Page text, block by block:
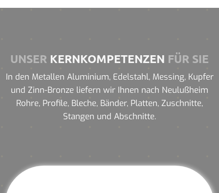
UNSER KERNKOMPETENZEN FÜR SIE
In den Metallen Aluminium, Edelstahl, Messing, Kupfer
und Zinn-Bronze liefern wir Ihnen nach Neulußheim
Rohre, Profile, Bleche, Bänder, Platten, Zuschnitte,
Stangen und Abschnitte.